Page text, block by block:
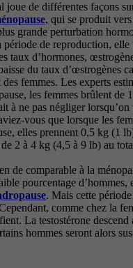
joue de différentes façons
, qui se produit
grande perturbation
de reproduction, elle
taux d’hormones,
du taux d’œstrogènes
femmes. Les experts
les femmes brûlent de
à ne pas négliger
vous que lorsque les
elles prennent 0,5 kg (1
2 à 4 kg (4,5 à 9 lb) au
de comparable à la
pourcentage d’hommes,
. Mais cette
comme chez la
La testostérone descend
hommes seront alors